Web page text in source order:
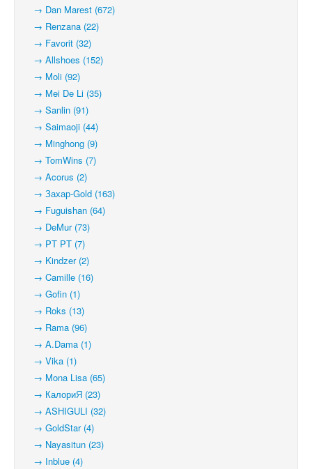
→ Dan Marest (672)
→ Renzana (22)
→ Favorit (32)
→ Allshoes (152)
→ Moli (92)
→ Mei De Li (35)
→ Sanlin (91)
→ Saimaoji (44)
→ Minghong (9)
→ TomWins (7)
→ Acorus (2)
→ Захар-Gold (163)
→ Fuguishan (64)
→ DeMur (73)
→ PT PT (7)
→ Kindzer (2)
→ Camille (16)
→ Gofin (1)
→ Roks (13)
→ Rama (96)
→ A.Dama (1)
→ Vika (1)
→ Mona Lisa (65)
→ КалориЯ (23)
→ ASHIGULI (32)
→ GoldStar (4)
→ Nayasitun (23)
→ Inblue (4)